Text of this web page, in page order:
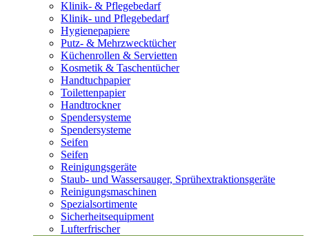
Klinik- & Pflegebedarf
Klinik- und Pflegebedarf
Hygienepapiere
Putz- & Mehrzwecktücher
Küchenrollen & Servietten
Kosmetik & Taschentücher
Handtuchpapier
Toilettenpapier
Handtrockner
Spendersysteme
Spendersysteme
Seifen
Seifen
Reinigungsgeräte
Staub- und Wassersauger, Sprühextraktionsgeräte
Reinigungsmaschinen
Spezialsortimente
Sicherheitsequipment
Lufterfrischer